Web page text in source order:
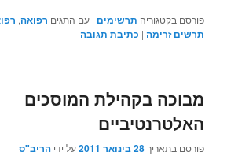
פורסם בקטגוריה תרשימים |עם התגים רפואה,
תרשים זרימה | כתיבת תגובה
מבוכה בקהילת המוסכים
האלטרנטיביים
פורסם בתאריך28 בינואר 2011 על ידיהריב"ס